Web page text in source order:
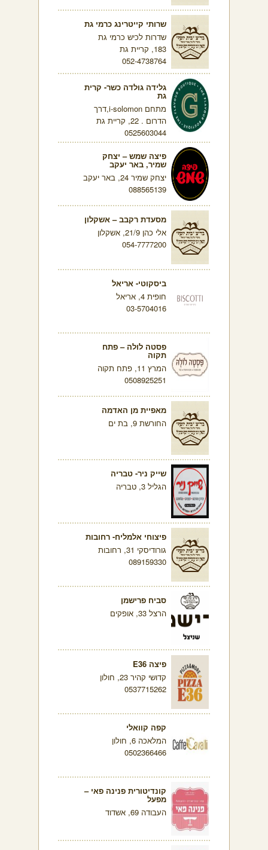
שרותי קייטרינג כרמי גת
שדרות לכיש כרמי גת
183, קריית גת
052-4738764
גלידה גולדה כשר- קרית
גת
מתחם i-solomon,דרך
הדרום . 22, קריית גת
0525603044
פיצה שמש – יצחק
שמיר, באר יעקב
יצחק שמיר 24, באר יעקב
088565139
מסעדת רקבב – אשקלון
אלי כהן 21/9, אשקלון
054-7777200
ביסקוטי- אריאל
חופית 4, אריאל
03-5704016
פסטה לולה – פתח
תקוה
המרץ 11, פתח תקוה
0508925251
מאפיית מן האדמה
החורשת 9, בת ים
שייק ניר- טבריה
הגליל 3, טבריה
פיצוחי אלמליח- רחובות
גורודיסקי 31, רחובות
089159330
סביח פרישמן
הרצל 33, אופקים
פיצה E36
קדושי קהיר 23, חולון
0537715262
קפה קוואלי
המלאכה 6, חולון
0502366466
קונדיטורית פנינה פאי –
מפעל
העבודה 69, אשדוד